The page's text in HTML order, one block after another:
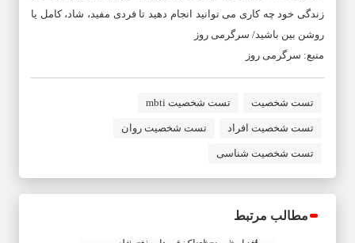
زندگی خود چه کاری می توانید انجام دهید تا فردی مفید، شاد، کامل یا
روشن بین باشید/ سرگرمی روز
منبع: سرگرمی روز
تست شخصیت تست شخصیت mbti
تست شخصیت افراد تست شخصیت روان
تست شخصیت شناسی
مطالب مرتبط